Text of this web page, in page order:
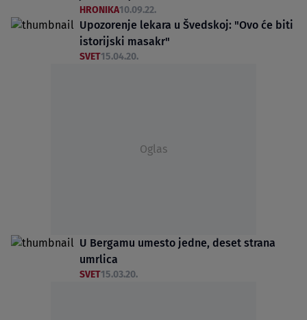
HRONIKA10.09.22.
Upozorenje lekara u Švedskoj: "Ovo će biti
istorijski masakr"
SVET15.04.20.
Oglas
U Bergamu umesto jedne, deset strana
umrlica
SVET15.03.20.